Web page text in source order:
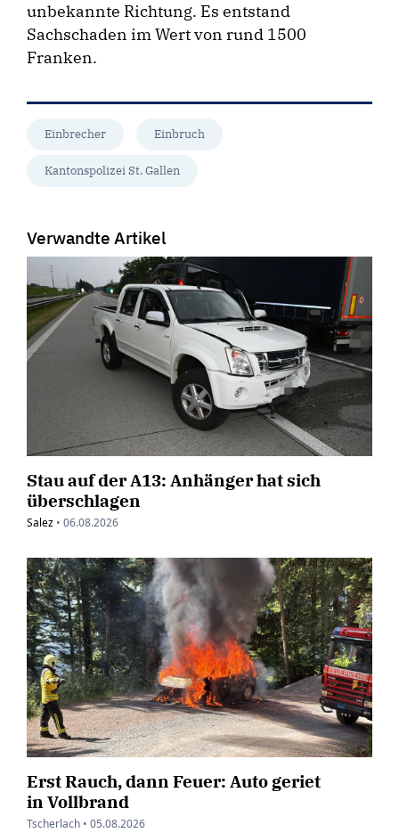
unbekannte Richtung. Es entstand
Sachschaden im Wert von rund 1500
Franken.
Einbrecher Einbruch
Kantonspolizei St. Gallen
Verwandte Artikel
Stau auf der A13: Anhänger hat sich
überschlagen
Salez • 06.08.2026
Erst Rauch, dann Feuer: Auto geriet
in Vollbrand
Tscherlach • 05.08.2026